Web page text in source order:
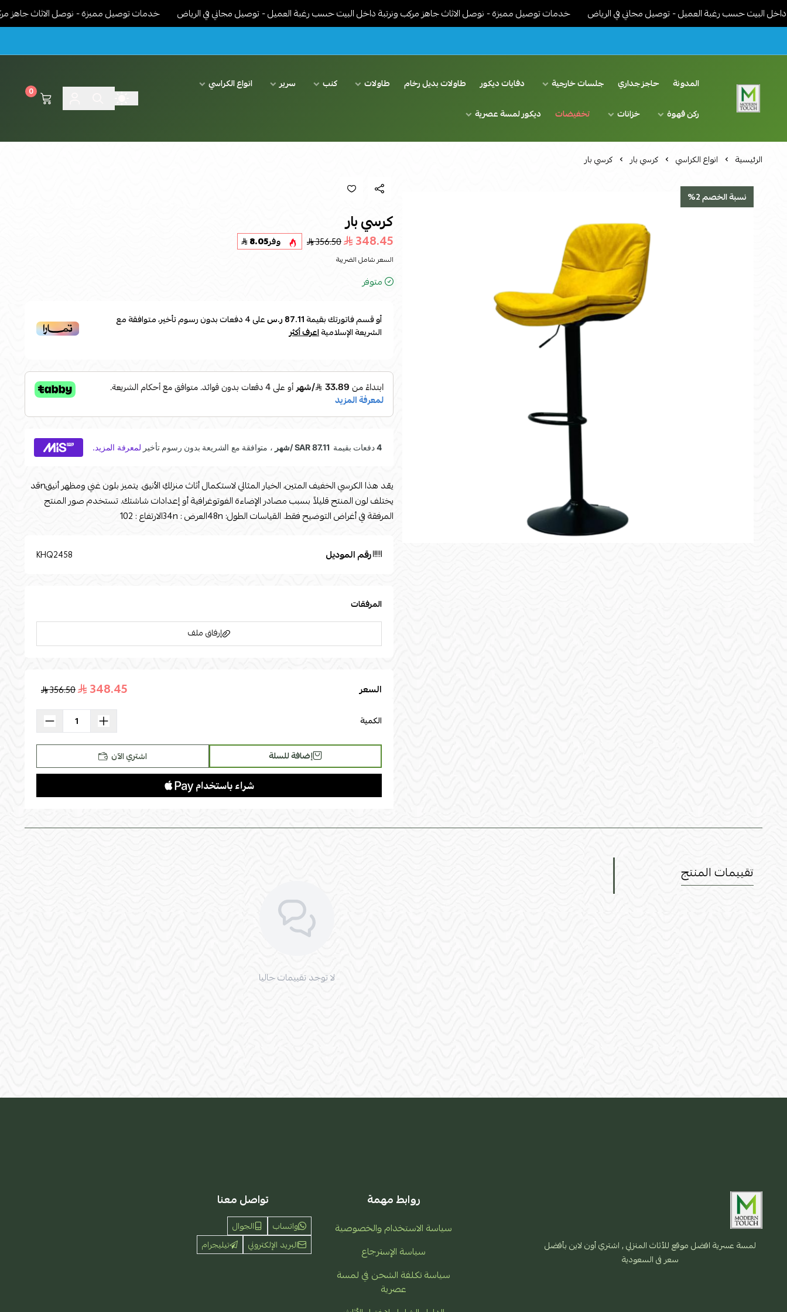
حسب رغبة العميل - توصيل مجاني في الرياض خدمات توصيل مميزة - نوصل الاثاث جاهز مركب ونرتبة داخل البيت حسب رغبة العميل - توصيل مجاني في الرياض خدمات توصيل مميزة - نوصل الاثاث جاهز مركب
اثاث مودرن لمسة عصرية
المدونة حاجز جداري جلسات خارجية دفايات ديكور طاولات بديل رخام طاولات كنب سرير
انواع الكراسي
ركن قهوة
خزانات تخفيضات ديكور لمسة عصرية
0
الرئيسية انواع الكراسي كرسي بار كرسي بار
نسبة الخصم 2%
كرسي بار
348.45
356.50 وفر8.05
السعر شامل الضريبة
متوفر
أو قسم فاتورتك بقيمة87.11 ر.س على4دفعات بدون رسوم تأخير، متوافقة مع
الشريعة الإسلاميةاعرف أكثر
يعّد هذا الكرسي الخفيف المتين، الخيار المثالي لاستكمال أثاث منزلكِ الأنيق. يتميز بلون غني ومظهر أنيقnقد
يختلف لون المنتج قليلاً بسبب مصادر الإضاءة الفوتوغرافية أو إعدادات شاشتك. تستخدم صور المنتج
المرفقة في أغراض التوضيح فقط. القياسات الطول: 48nالعرض : 34nالارتفاع : 102
رقم الموديل KHQ2458
المرفقات
إرفاق ملف
السعر 348.45
356.50
الكمية
إضافة للسلة اشتري الآن
تقييمات المنتج
لا توجد تقييمات حاليا
لمسة عسرية افضل موقع للأثاث المنزلي , اشتري أون لاين بأفضل
سعر فى السعودية
روابط مهمة
سياسة الاستخدام والخصوصية
سياسة الإسترجاع
سياسة تكلفة الشحن في لمسة
عصرية
تواصل معنا
واتساب
الجوال
البريد الإلكتروني
تيليجرام